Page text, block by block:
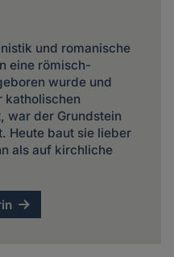
und romanische
eine römisch-
wurde und
katholischen
war der Grundstein
Heute baut sie lieber
als auf kirchliche